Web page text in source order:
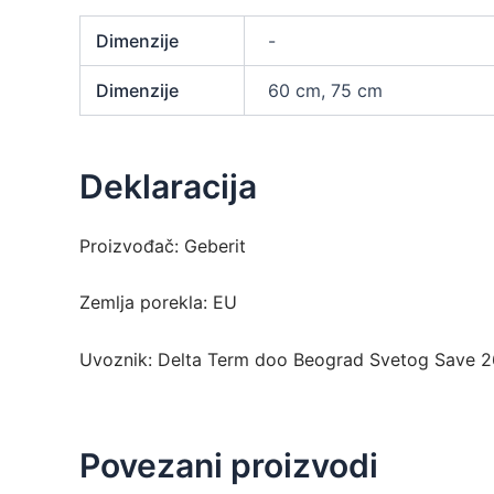
Dimenzije -
Dimenzije 60 cm, 75 cm
Deklaracija
Proizvođač: Geberit
Zemlja porekla: EU
Uvoznik: Delta Term doo Beograd Svetog Save
Povezani proizvodi